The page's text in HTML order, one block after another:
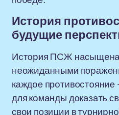
История
будущие
История ПСЖ
неожиданными
каждое
для команды доказать
свои позиции в